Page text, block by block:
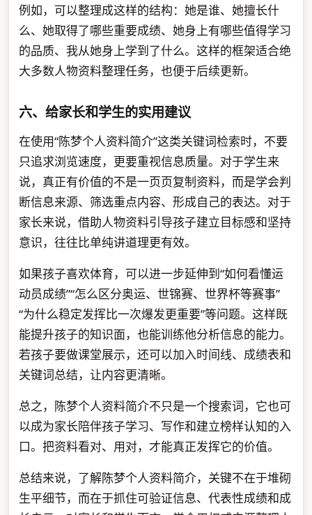
例如，可以整理成这样的结构：她是谁、她擅长什
么、她取得了哪些重要成绩、她身上有哪些值得学习
的品质、我从她身上学到了什么。这样的框架适合绝
大多数人物资料整理任务，也便于后续更新。
六、给家长和学生的实用建议
在使用“陈梦个人资料简介”这类关键词检索时，不要
只追求浏览速度，更要重视信息质量。对于学生来
说，真正有价值的不是一页页复制资料，而是学会判
断信息来源、筛选重点内容、形成自己的表达。对于
家长来说，借助人物资料引导孩子建立目标感和坚持
意识，往往比单纯讲道理更有效。
如果孩子喜欢体育，可以进一步延伸到“如何看懂运
动员成绩”“怎么区分奥运、世锦赛、世界杯等赛事”
“为什么稳定发挥比一次爆发更重要”等问题。这样既
能提升孩子的知识面，也能训练他分析信息的能力。
若孩子要做课堂展示，还可以加入时间线、成绩表和
关键词总结，让内容更清晰。
总之，陈梦个人资料简介不只是一个搜索词，它也可
以成为家长陪伴孩子学习、写作和建立榜样认知的入
口。把资料看对、用对，才能真正发挥它的价值。
总结来说，了解陈梦个人资料简介，关键不在于堆砌
生平细节，而在于抓住可验证信息、代表性成绩和成